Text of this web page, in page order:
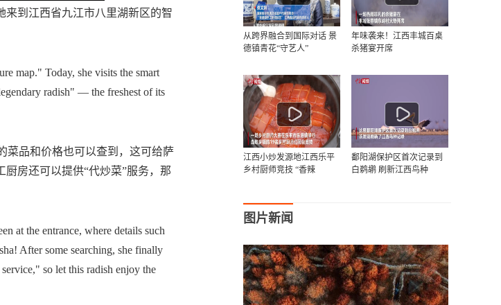
到江西省九江市八里湖新区的智
map." Today, she visits the smart
radish" — the freshest of its
品和价格也可以查到，这可给萨
房还可以提供“代炒菜”服务，那
at the entrance, where details such
After some searching, she finally
so let this radish enjoy the
从跨界融合到国际对话 景
德镇青花“守艺人”
年味袭来！江西丰城百桌
杀猪宴开席
江西小炒发源地江西乐平
乡村厨师竞技 “香辣
鄱阳湖保护区首次记录到
白鹈鹕 刷新江西鸟种
图片新闻